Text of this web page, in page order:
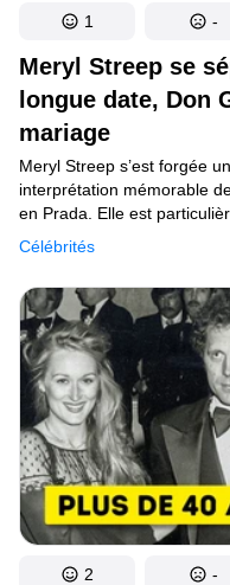
Meryl Streep se
longue date, Don
mariage
Célébrités
Meryl Streep s’est forgée
interprétation mémorable
en Prada. Elle est
et sa détermination, faisant
Ces derniers temps, les
de sa séparation avec son
Toutes les informations à
article.
1 -
2 -
C’est curieux
Endroits
Humour
Règles éditoriales
Contacte la rédaction
Politique de confidentialité
Politique de droit d'auteur
Politique relative aux
Modalités de service
Plan de site